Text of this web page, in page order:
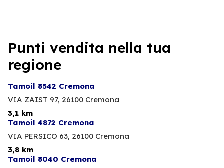
Punti vendita nella tua
regione
Tamoil 8542 Cremona
VIA ZAIST 97, 26100 Cremona
3,1 km
Tamoil 4872 Cremona
VIA PERSICO 63, 26100 Cremona
3,8 km
Tamoil 8040 Cremona